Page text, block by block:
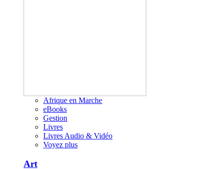
Afrique en Marche
eBooks
Gestion
Livres
Livres Audio & Vidéo
Voyez plus
Art